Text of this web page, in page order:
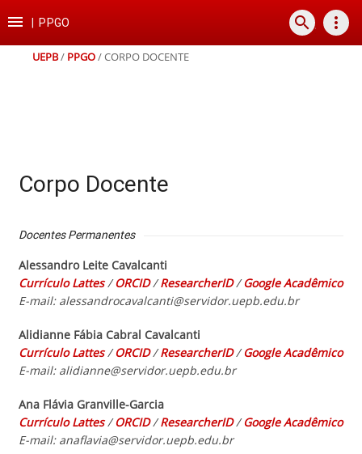
para
conteúdo
para
para
para
rodapé
 PPGO search more_vert
UEPB/ PPGO/CORPO DOCENTE
Corpo Docente
Docentes Permanentes
Alessandro Leite Cavalcanti
Currículo Lattes/ORCID/ResearcherID/Google Acadêmico
E-mail: alessandrocavalcanti@servidor.uepb.edu.br
Alidianne Fábia Cabral Cavalcanti
Currículo Lattes/ORCID/ResearcherID/Google Acadêmico
E-mail: alidianne@servidor.uepb.edu.br
Ana Flávia Granville-Garcia
Currículo Lattes/ORCID/ResearcherID/Google Acadêmico
E-mail: anaflavia@servidor.uepb.edu.br